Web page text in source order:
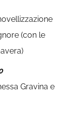
(con le
Gravina e